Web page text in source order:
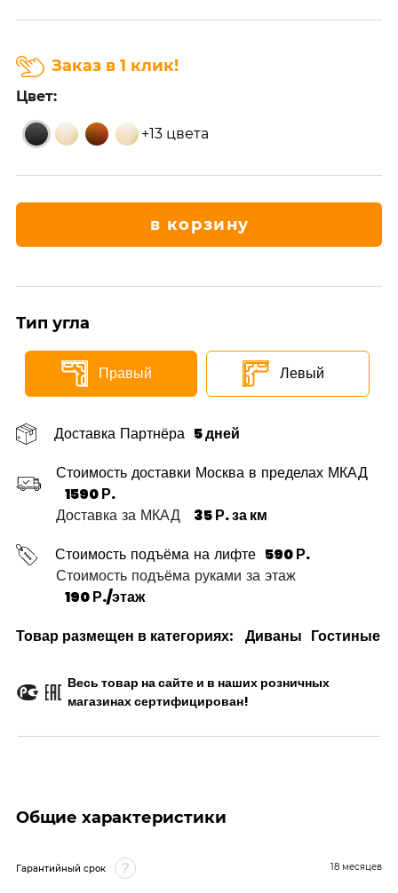
Заказ в 1 клик!
Цвет:
+13 цвета
в корзину
Тип угла
Правый Левый
Доставка Партнёра 5 дней
Стоимость доставки Москва в пределах МКАД
1590 Р.
Доставка за МКАД
35 Р. за км
Стоимость подъёма на лифте 590 Р.
Стоимость подъёма руками за этаж
190 Р./этаж
Товар размещен в категориях:
Диваны Гостиные
Весь товар на сайте и в наших розничных
магазинах сертифицирован!
Общие характеристики
Гарантийный срок 18 месяцев